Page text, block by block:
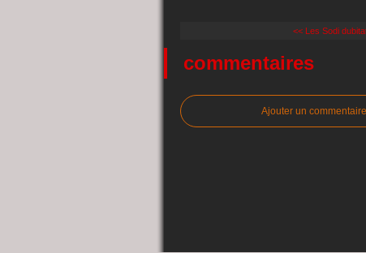
<< Les Sodi
commentaires
Ajouter un commentaire